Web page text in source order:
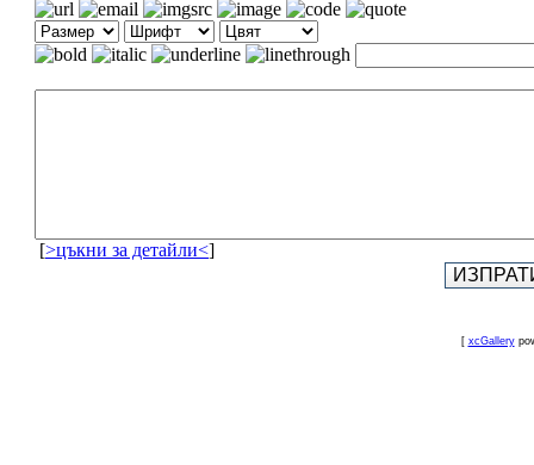
[>цъкни за детайли<]
[ xcGallery